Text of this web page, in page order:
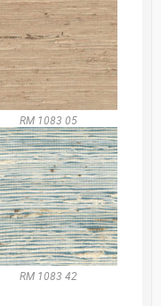
RM 1083 05
RM 1083 42